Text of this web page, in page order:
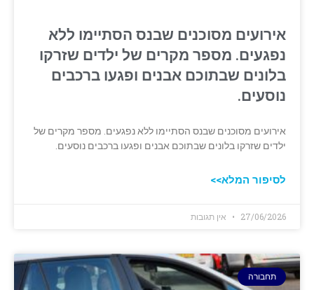
אירועים מסוכנים שבנס הסתיימו ללא
נפגעים. מספר מקרים של ילדים שזרקו
בלונים שבתוכם אבנים ופגעו ברכבים
נוסעים.
אירועים מסוכנים שבנס הסתיימו ללא נפגעים. מספר מקרים של
ילדים שזרקו בלונים שבתוכם אבנים ופגעו ברכבים נוסעים.
לסיפור המלא>>
27/06/2026 אין תגובות
תחבורה